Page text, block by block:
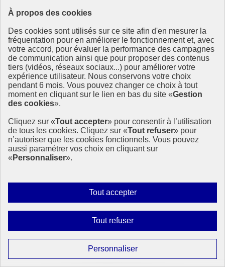
À propos des cookies
Des cookies sont utilisés sur ce site afin d'en mesurer la
fréquentation pour en améliorer le fonctionnement et, avec
votre accord, pour évaluer la performance des campagnes
de communication ainsi que pour proposer des contenus
tiers (vidéos, réseaux sociaux...) pour améliorer votre
expérience utilisateur. Nous conservons votre choix
pendant 6 mois. Vous pouvez changer ce choix à tout
moment en cliquant sur le lien en bas du site «Gestion
des cookies».
Cliquez sur «Tout accepter» pour consentir à l’utilisation
de tous les cookies. Cliquez sur «Tout refuser» pour
n’autoriser que les cookies fonctionnels. Vous pouvez
aussi paramétrer vos choix en cliquant sur
« Personnaliser».
Tout accepterAutoriser
tous
Tout refuserInterdire
tous
PersonnaliserParamétrer
les
24 juin 2026 - En Europe
Pourquoi les sciences humaines sont indispensables à